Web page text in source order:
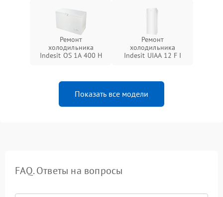
Ремонт
холодильника
Indesit OS 1A 400 H
Ремонт
холодильника
Indesit UIAA 12 F I
Показать все модели
FAQ. Ответы на вопросы